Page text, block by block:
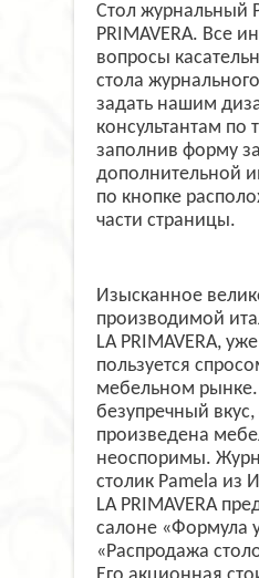
Стол журнальный
PRIMAVERA. Все
вопросы
стола
задать нашим
консультантам по
заполнив форму
дополнительной
по кнопке
части страницы.
Изысканное
производимой
LA PRIMAVERA,
пользуется
мебельном рынке.
безупречный
произведена
неоспоримы.
столик Pamela из
LA PRIMAVERA
салоне «Формула
«Распродажа